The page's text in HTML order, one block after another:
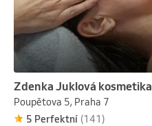
Zdenka Juklová kosmetika
Poupětova 5, Praha 7
5 Perfektní (141)